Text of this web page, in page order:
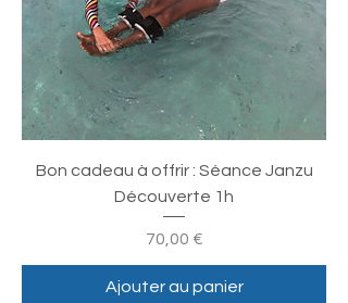
Bon cadeau à offrir : Séance Janzu
Découverte 1h
Prix
70,00 €
Ajouter au panier